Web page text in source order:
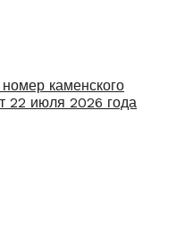
каменского
22 июля 2026 года